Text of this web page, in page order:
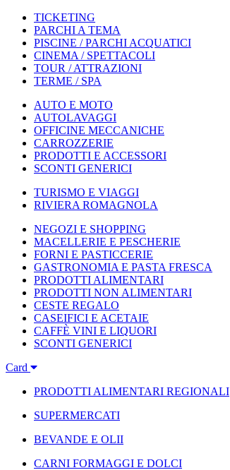
TICKETING
PARCHI A TEMA
PISCINE / PARCHI ACQUATICI
CINEMA / SPETTACOLI
TOUR / ATTRAZIONI
TERME / SPA
AUTO E MOTO
AUTOLAVAGGI
OFFICINE MECCANICHE
CARROZZERIE
PRODOTTI E ACCESSORI
SCONTI GENERICI
TURISMO E VIAGGI
RIVIERA ROMAGNOLA
NEGOZI E SHOPPING
MACELLERIE E PESCHERIE
FORNI E PASTICCERIE
GASTRONOMIA E PASTA FRESCA
PRODOTTI ALIMENTARI
PRODOTTI NON ALIMENTARI
CESTE REGALO
CASEIFICI E ACETAIE
CAFFÈ VINI E LIQUORI
SCONTI GENERICI
Card
PRODOTTI ALIMENTARI REGIONALI
SUPERMERCATI
BEVANDE E OLII
CARNI FORMAGGI E DOLCI